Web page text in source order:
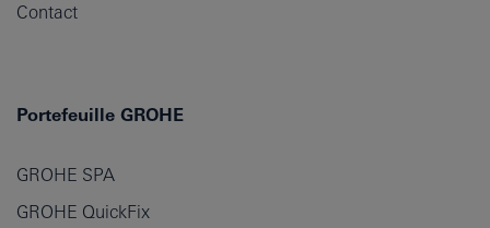
Contact
Portefeuille GROHE
GROHE SPA
GROHE QuickFix